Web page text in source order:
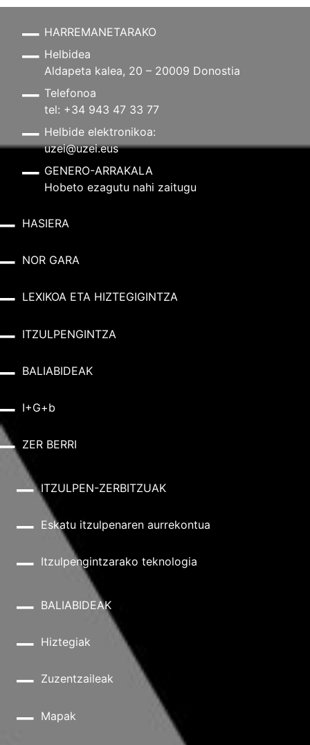
HARREMANETARAKO
Helbidea
Aldapeta kalea, 20 – 20009 Donostia
Telefonoa
tel: +34 943 47 33 77
Helbide elektronikoa:
uzei@uzei.eus
GENERO-ARRAKALA
Hobeto ezagutu nahi zaitugu
HASIERA
NOR GARA
LEXIKOA ETA HIZTEGIGINTZA
ITZULPENGINTZA
BALIABIDEAK
I+G+b
ZER BERRI
ITZULPEN-ZERBITZUAK
Eskatu itzulpenaren aurrekontua
Itzulpengintzarako teknologia
BALIABIDEAK
Hiztegiak
Zuzentzaileak
Mapak